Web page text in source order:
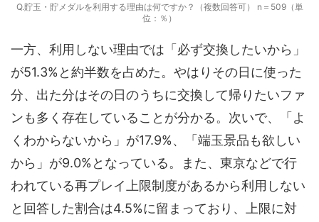
Q.貯玉・貯メダルを利用する理由は何ですか？（複数回答可） n＝509（単
位：％）
一方、利用しない理由では「必ず交換したいから」
が51.3%と約半数を占めた。やはりその日に使った
分、出た分はその日のうちに交換して帰りたいファ
ンも多く存在していることが分かる。次いで、「よ
くわからないから」が17.9%、「端玉景品も欲しい
から」が9.0%となっている。また、東京などで行
われている再プレイ上限制度があるから利用しない
と回答した割合は4.5%に留まっており、上限に対